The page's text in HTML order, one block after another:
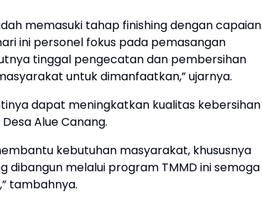
memasuki tahap finishing dengan capaian
ini personel fokus pada pemasangan
tinggal pengecatan dan pembersihan
untuk dimanfaatkan,” ujarnya.
dapat meningkatkan kualitas kebersihan
Alue Canang.
kebutuhan masyarakat, khususnya
dibangun melalui program TMMD ini semoga
tambahnya.